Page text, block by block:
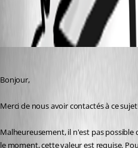
All Comments (4)
Oldest first
Bonjour,
Merci de nous avoir contactés à ce
Malheureusement, il n'est pas
le moment, cette valeur est requise.